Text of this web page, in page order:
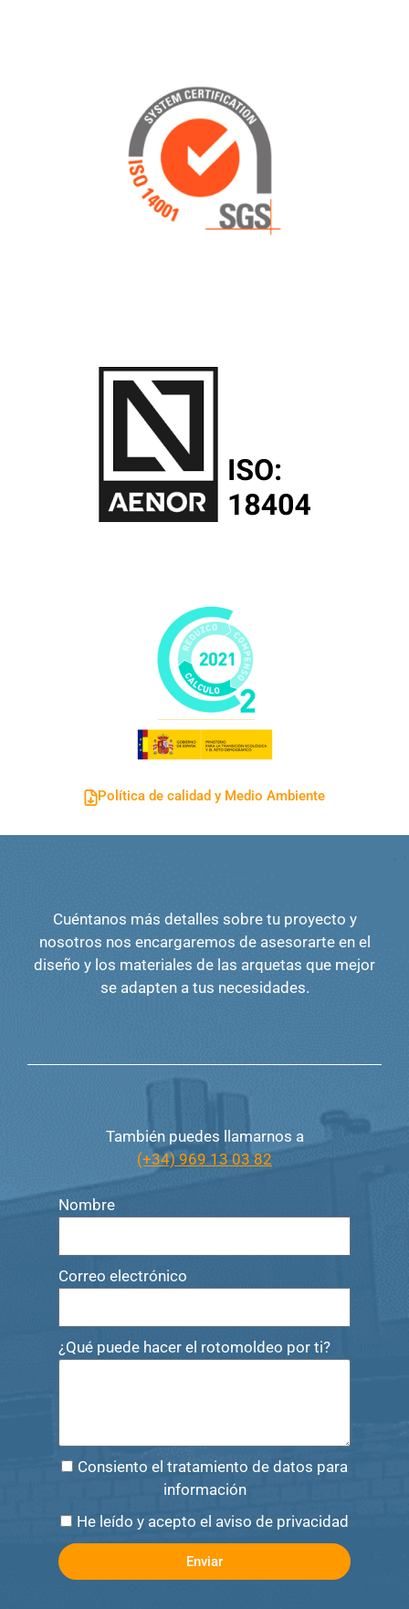
Política de calidad y Medio Ambiente
Cuéntanos más detalles sobre tu proyecto y
nosotros nos encargaremos de asesorarte en el
diseño y los materiales de las arquetas que mejor
se adapten a tus necesidades.
También puedes llamarnos a
(+34) 969 13 03 82
Nombre
Correo electrónico
¿Qué puede hacer el rotomoldeo por ti?
Consiento el tratamiento de datos para
información
He leído y acepto el aviso de privacidad
Enviar